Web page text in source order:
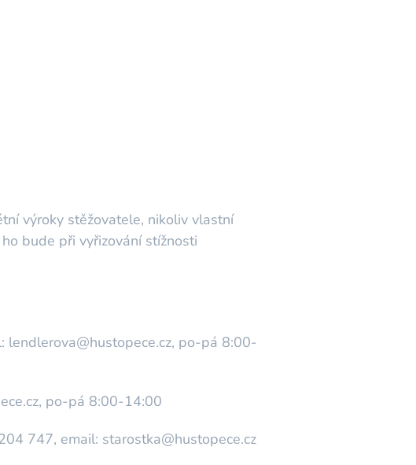
výroky stěžovatele, nikoliv vlastní
bude při vyřizování stížnosti
lendlerova@hustopece.cz, po-pá 8:00-
po-pá 8:00-14:00
747, email: starostka@hustopece.cz